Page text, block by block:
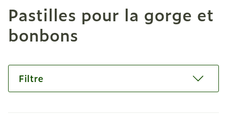
Pastilles pour la gorge et
bonbons
Filtre